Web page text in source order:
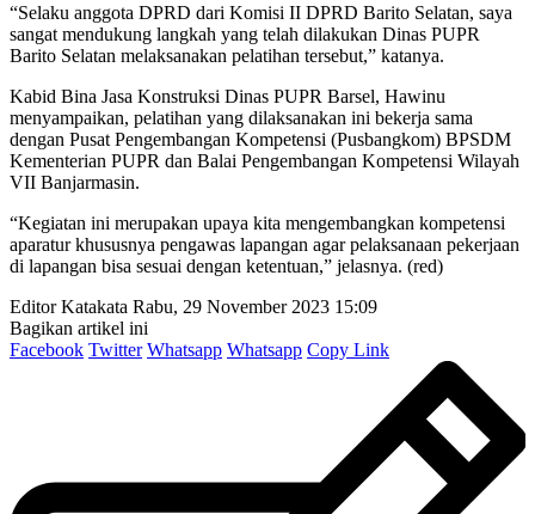
“Selaku anggota DPRD dari Komisi II DPRD Barito Selatan, saya
sangat mendukung langkah yang telah dilakukan Dinas PUPR
Barito Selatan melaksanakan pelatihan tersebut,” katanya.
Kabid Bina Jasa Konstruksi Dinas PUPR Barsel, Hawinu
menyampaikan, pelatihan yang dilaksanakan ini bekerja sama
dengan Pusat Pengembangan Kompetensi (Pusbangkom) BPSDM
Kementerian PUPR dan Balai Pengembangan Kompetensi Wilayah
VII Banjarmasin.
“Kegiatan ini merupakan upaya kita mengembangkan kompetensi
aparatur khususnya pengawas lapangan agar pelaksanaan pekerjaan
di lapangan bisa sesuai dengan ketentuan,” jelasnya. (red)
Editor Katakata Rabu, 29 November 2023 15:09
Bagikan artikel ini
Facebook Twitter Whatsapp Whatsapp Copy Link